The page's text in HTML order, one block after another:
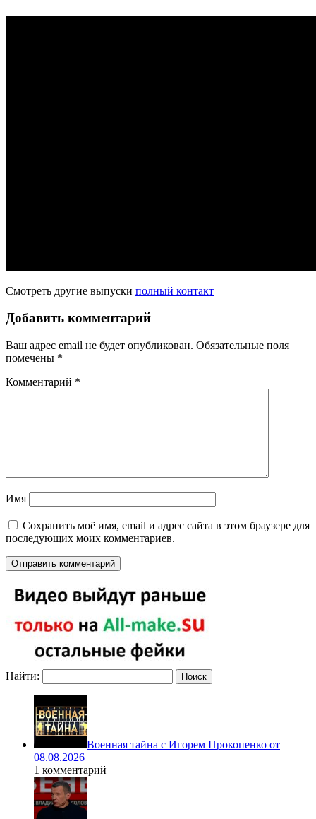
Смотреть другие выпуски полный контакт
Добавить комментарий
Ваш адрес email не будет опубликован. Обязательные поля
помечены *
Комментарий *
Имя
Сохранить моё имя, email и адрес сайта в этом браузере для
последующих моих комментариев.
Найти:
Военная тайна с Игорем Прокопенко от
08.08.2026
1 комментарий